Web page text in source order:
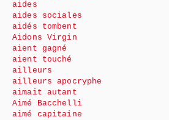
aides
aides sociales
aidés tombent
Aidons Virgin
aient gagné
aient touché
ailleurs
ailleurs apocryphe
aimait autant
Aimé Bacchelli
aimé capitaine